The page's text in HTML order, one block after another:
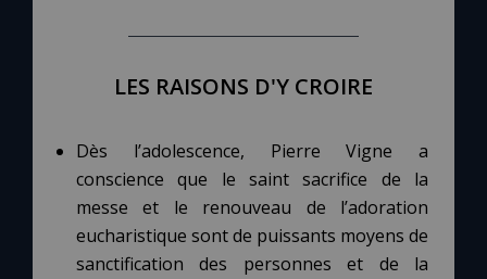
À la une
1000 Raisons de Croire
Chapelet pour le monde
LES RAISONS D'Y CROIRE
Dès l’adolescence, Pierre Vigne a
conscience que le saint sacrifice de la
messe et le renouveau de l’adoration
eucharistique sont de puissants moyens de
sanctification des personnes et de la